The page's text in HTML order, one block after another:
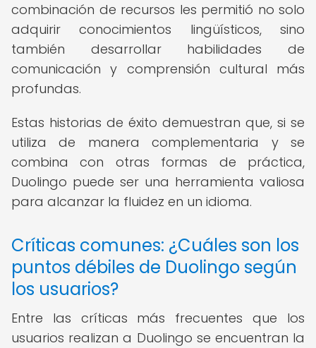
combinación de recursos les permitió no solo
adquirir conocimientos lingüísticos, sino
también desarrollar habilidades de
comunicación y comprensión cultural más
profundas.
Estas historias de éxito demuestran que, si se
utiliza de manera complementaria y se
combina con otras formas de práctica,
Duolingo puede ser una herramienta valiosa
para alcanzar la fluidez en un idioma.
Críticas comunes: ¿Cuáles son los
puntos débiles de Duolingo según
los usuarios?
Entre las críticas más frecuentes que los
usuarios realizan a Duolingo se encuentran la